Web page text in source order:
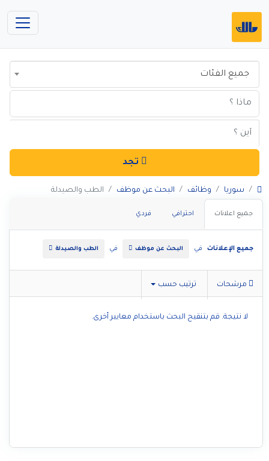
جميع الفئات
تجد
سوريا وظائف البحث عن موظف الطب والصيدلة
جميع اعلانات احترافي فردي
جميع الإعلانات في البحث عن موظف في الطب والصيدلة
مرشحات ترتيب حسب
لا نتيجة. قم بتنقيح البحث باستخدام معايير أخرى.